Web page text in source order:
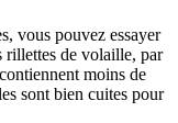
vous pouvez essayer
rillettes de volaille, par
moins de
sont bien cuites pour